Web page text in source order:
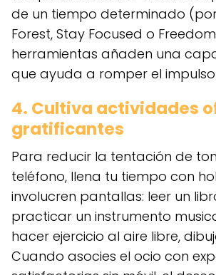
de un tiempo determinado
Forest, Stay Focused o
herramientas añaden una
que ayuda a romper el
4. Cultiva actividades
gratificantes
Para reducir la tentación de
teléfono, llena tu tiempo con
involucren pantallas: leer un
practicar un instrumento
hacer ejercicio al aire libre,
Cuando asocies el ocio con